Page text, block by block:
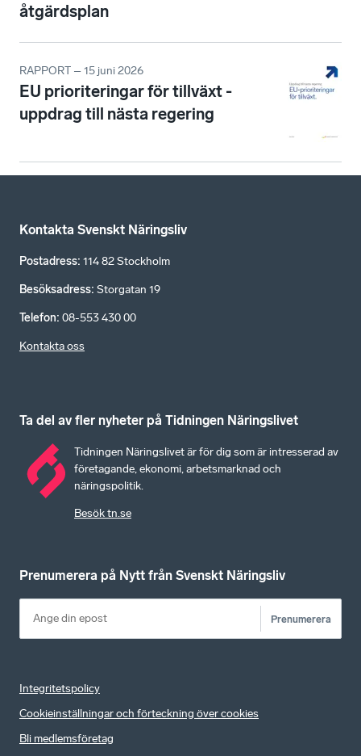
åtgärdsplan
RAPPORT – 15 juni 2026
EU prioriteringar för tillväxt -
uppdrag till nästa regering
Kontakta Svenskt Näringsliv
Postadress: 114 82 Stockholm
Besöksadress: Storgatan 19
Telefon: 08-553 430 00
Kontakta oss
Ta del av fler nyheter på Tidningen Näringslivet
Tidningen Näringslivet är för dig som är intresserad av
företagande, ekonomi, arbetsmarknad och
näringspolitik.
Besök tn.se
Prenumerera på Nytt från Svenskt Näringsliv
Prenumerera
Integritetspolicy
Cookieinställningar och förteckning över cookies
Bli medlemsföretag